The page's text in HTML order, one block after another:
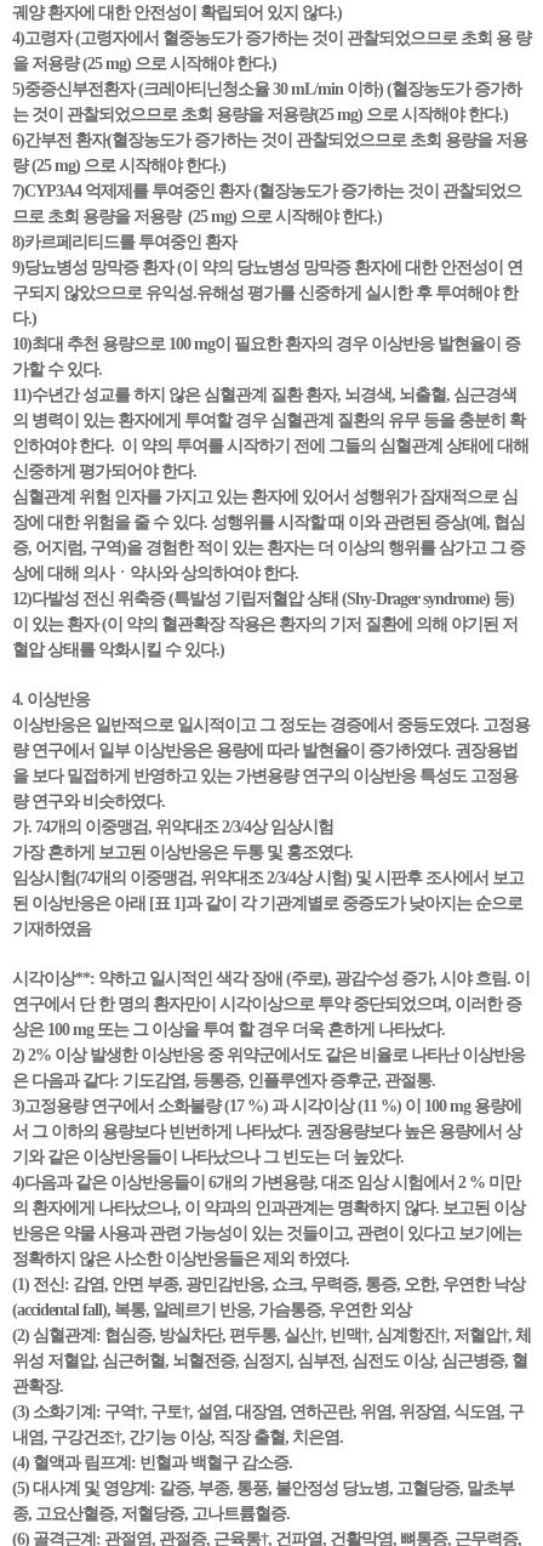
궤양 환자에 대한 안전성이 확립되어 있지 않다.)
4)고령자 (고령자에서 혈중농도가 증가하는 것이 관찰되었으므로 초회 용 량
을 저용량 (25 mg) 으로 시작해야 한다.)
5)중증신부전환자 (크레아티닌청소율 30 mL/min 이하) (혈장농도가 증가하
는 것이 관찰되었으므로 초회 용량을 저용량(25 mg) 으로 시작해야 한다.)
6)간부전 환자(혈장농도가 증가하는 것이 관찰되었으므로 초회 용량을 저용
량 (25 mg) 으로 시작해야 한다.)
7)CYP3A4 억제제를 투여중인 환자 (혈장농도가 증가하는 것이 관찰되었으
므로 초회 용량을 저용량 (25 mg) 으로 시작해야 한다.)
8)카르페리티드를 투여중인 환자
9)당뇨병성 망막증 환자 (이 약의 당뇨병성 망막증 환자에 대한 안전성이 연
구되지 않았으므로 유익성.유해성 평가를 신중하게 실시한 후 투여해야 한
다.)
10)최대 추천 용량으로 100 mg이 필요한 환자의 경우 이상반응 발현율이 증
가할 수 있다.
11)수년간 성교를 하지 않은 심혈관계 질환 환자, 뇌경색, 뇌출혈, 심근경색
의 병력이 있는 환자에게 투여할 경우 심혈관계 질환의 유무 등을 충분히 확
인하여야 한다. 이 약의 투여를 시작하기 전에 그들의 심혈관계 상태에 대해
신중하게 평가되어야 한다.
심혈관계 위험 인자를 가지고 있는 환자에 있어서 성행위가 잠재적으로 심
장에 대한 위험을 줄 수 있다. 성행위를 시작할 때 이와 관련된 증상(예, 협심
증, 어지럼, 구역)을 경험한 적이 있는 환자는 더 이상의 행위를 삼가고 그 증
상에 대해 의사ㆍ약사와 상의하여야 한다.
12)다발성 전신 위축증 (특발성 기립저혈압 상태 (Shy-Drager syndrome) 등)
이 있는 환자 (이 약의 혈관확장 작용은 환자의 기저 질환에 의해 야기된 저
혈압 상태를 악화시킬 수 있다.)
4. 이상반응
이상반응은 일반적으로 일시적이고 그 정도는 경증에서 중등도였다. 고정용
량 연구에서 일부 이상반응은 용량에 따라 발현율이 증가하였다. 권장용법
을 보다 밀접하게 반영하고 있는 가변용량 연구의 이상반응 특성도 고정용
량 연구와 비슷하였다.
가. 74개의 이중맹검, 위약대조 2/3/4상 임상시험
가장 흔하게 보고된 이상반응은 두통 및 홍조였다.
임상시험(74개의 이중맹검, 위약대조 2/3/4상 시험) 및 시판후 조사에서 보고
된 이상반응은 아래 [표 1]과 같이 각 기관계별로 중증도가 낮아지는 순으로
기재하였음
시각이상**: 약하고 일시적인 색각 장애 (주로), 광감수성 증가, 시야 흐림. 이
연구에서 단 한 명의 환자만이 시각이상으로 투약 중단되었으며, 이러한 증
상은 100 mg 또는 그 이상을 투여 할 경우 더욱 흔하게 나타났다.
2) 2% 이상 발생한 이상반응 중 위약군에서도 같은 비율로 나타난 이상반응
은 다음과 같다: 기도감염, 등통증, 인플루엔자 증후군, 관절통.
3)고정용량 연구에서 소화불량 (17 %) 과 시각이상 (11 %) 이 100 mg 용량에
서 그 이하의 용량보다 빈번하게 나타났다. 권장용량보다 높은 용량에서 상
기와 같은 이상반응들이 나타났으나 그 빈도는 더 높았다.
4)다음과 같은 이상반응들이 6개의 가변용량, 대조 임상 시험에서 2 % 미만
의 환자에게 나타났으나, 이 약과의 인과관계는 명확하지 않다. 보고된 이상
반응은 약물 사용과 관련 가능성이 있는 것들이고, 관련이 있다고 보기에는
정확하지 않은 사소한 이상반응들은 제외 하였다.
(1) 전신: 감염, 안면 부종, 광민감반응, 쇼크, 무력증, 통증, 오한, 우연한 낙상
(accidental fall), 복통, 알레르기 반응, 가슴통증, 우연한 외상
(2) 심혈관계: 협심증, 방실차단, 편두통, 실신†, 빈맥†, 심계항진†, 저혈압†, 체
위성 저혈압, 심근허혈, 뇌혈전증, 심정지, 심부전, 심전도 이상, 심근병증, 혈
관확장.
(3) 소화기계: 구역†, 구토†, 설염, 대장염, 연하곤란, 위염, 위장염, 식도염, 구
내염, 구강건조†, 간기능 이상, 직장 출혈, 치은염.
(4) 혈액과 림프계: 빈혈과 백혈구 감소증.
(5) 대사계 및 영양계: 갈증, 부종, 통풍, 불안정성 당뇨병, 고혈당증, 말초부
종, 고요산혈증, 저혈당증, 고나트륨혈증.
(6) 골격근계: 관절염, 관절증, 근육통†, 건파열, 건활막염, 뼈통증, 근무력증,